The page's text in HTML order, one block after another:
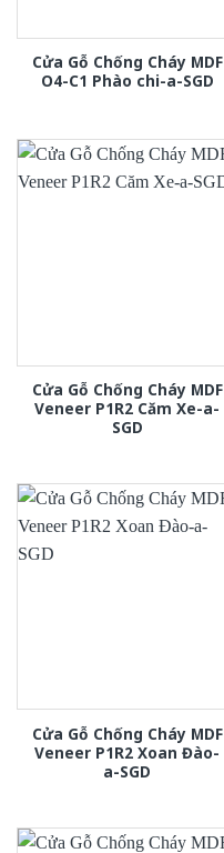
Cửa Gỗ Chống Cháy MDF
O4-C1 Phào chi-a-SGD
Cửa Gỗ Chống Cháy MDF
Veneer P1R2 Căm Xe-a-
SGD
Cửa Gỗ Chống Cháy MDF
Veneer P1R2 Xoan Đào-
a-SGD